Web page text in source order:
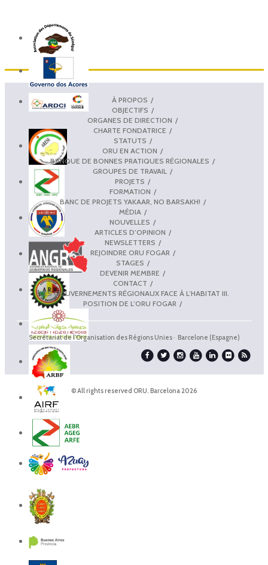
À PROPOS
OBJECTIFS
ORGANES DE DIRECTION
CHARTE FONDATRICE
STATUTS
ORU EN ACTION
BANQUE DE BONNES PRATIQUES RÉGIONALES
GROUPES DE TRAVAIL
PROJETS
FORMATION
BANC DE PROJETS YAKAAR, NO BARSAKH!
MÉDIA
NOUVELLES
ARTICLES D’OPINION
NEWSLETTERS
REJOINDRE ORU FOGAR
STAGES
DEVENIR MEMBRE
CONTACT
LES GOUVERNEMENTS RÉGIONAUX FACE À L’HABITAT III.
POSITION DE L’ORU FOGAR
Secrétariat de l'Organisation des Régions Unies · Barcelone (Espagne)
© All rights reserved ORU. Barcelona 2026